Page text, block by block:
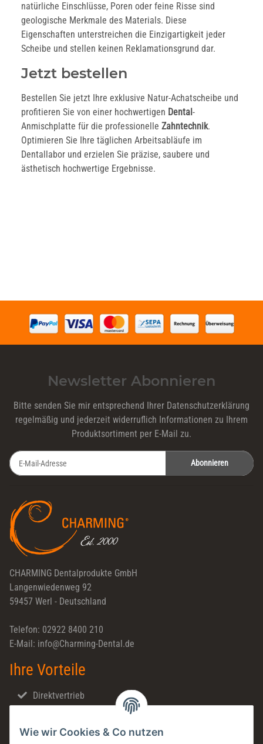
Wie wir Cookies & Co nutzen
natürliche Einschlüsse, Poren oder feine Risse sind
geologische Merkmale des Materials. Diese
Eigenschaften unterstreichen die Einzigartigkeit jeder
Scheibe und stellen keinen Reklamationsgrund dar.
Jetzt bestellen
Bestellen Sie jetzt Ihre exklusive Natur-Achatscheibe und
profitieren Sie von einer hochwertigen Dental -
Anmischplatte für die professionelle Zahntechnik.
Optimieren Sie Ihre täglichen Arbeitsabläufe im
Dentallabor und erzielen Sie präzise, saubere und
ästhetisch hochwertige Ergebnisse.
Newsletter Abonnieren
Bitte senden Sie mir entsprechend Ihrer Datenschutzerklärung
regelmäßig und jederzeit widerruflich Informationen zu Ihrem
Produktsortiment per E-Mail zu.
Abonnieren
CHARMING Dentalprodukte GmbH
Langenwiedenweg 92
59457 Werl - Deutschland
Telefon: 02922 8400 210
E-Mail: info@Charming-Dental.de
Ihre Vorteile
Direktvertrieb
Made in Germany